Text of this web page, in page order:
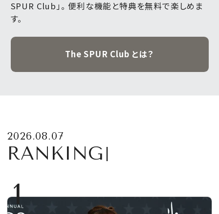
SPUR Club」。 便利な機能と特典を無料で楽しめま
す。
The SPUR Club とは？
2026.08.07
RANKING
1